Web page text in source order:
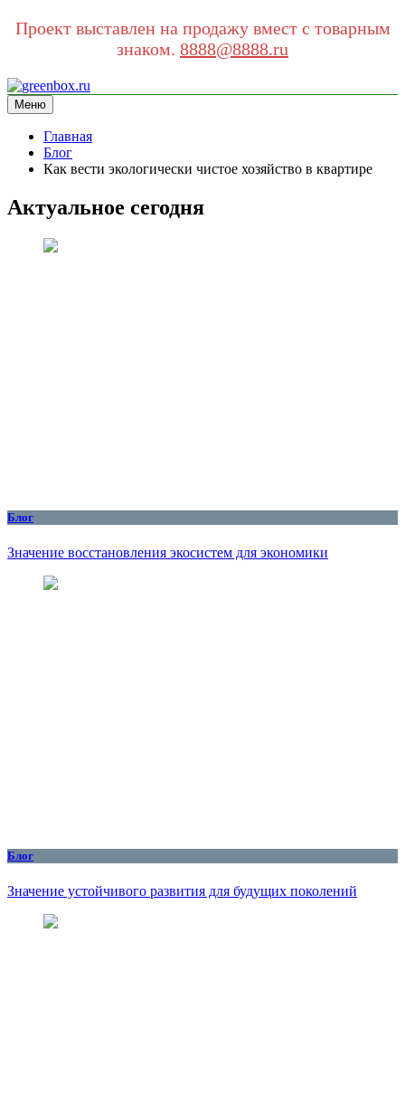
Проект выставлен на продажу вмест с товарным
знаком. 8888@8888.ru
Перейти
к
содержимому
greenbox.ru
сайт про экологию
Меню
Главная
Блог
Как вести экологически чистое хозяйство в квартире
Актуальное сегодня
Блог
Значение восстановления экосистем для экономики
Блог
Значение устойчивого развития для будущих поколений